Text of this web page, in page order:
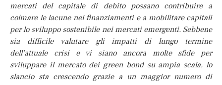
mercati del capitale di debito possano contribuire a
colmare le lacune nei finanziamenti e a mobilitare capitali
per lo sviluppo sostenibile nei mercati emergenti. Sebbene
sia difficile valutare gli impatti di lungo termine
dell’attuale crisi e vi siano ancora molte sfide per
sviluppare il mercato dei green bond su ampia scala, lo
slancio sta crescendo grazie a un maggior numero di